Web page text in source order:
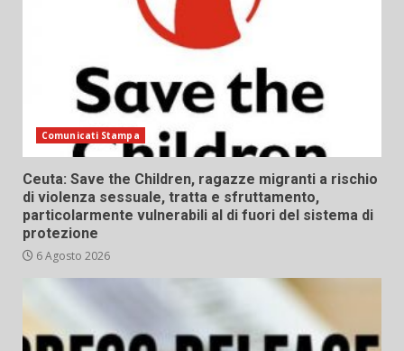
Comunicati Stampa
Ceuta: Save the Children, ragazze migranti a rischio
di violenza sessuale, tratta e sfruttamento,
particolarmente vulnerabili al di fuori del sistema di
protezione
6 Agosto 2026